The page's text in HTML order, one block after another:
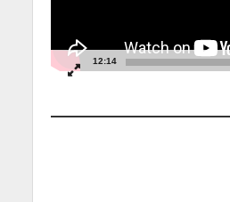
12:14